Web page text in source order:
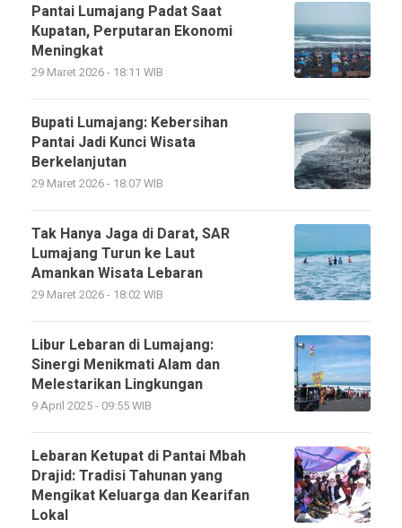
Pantai Lumajang Padat Saat
Kupatan, Perputaran Ekonomi
Meningkat
29 Maret 2026 - 18:11 WIB
Bupati Lumajang: Kebersihan
Pantai Jadi Kunci Wisata
Berkelanjutan
29 Maret 2026 - 18:07 WIB
Tak Hanya Jaga di Darat, SAR
Lumajang Turun ke Laut
Amankan Wisata Lebaran
29 Maret 2026 - 18:02 WIB
Libur Lebaran di Lumajang:
Sinergi Menikmati Alam dan
Melestarikan Lingkungan
9 April 2025 - 09:55 WIB
Lebaran Ketupat di Pantai Mbah
Drajid: Tradisi Tahunan yang
Mengikat Keluarga dan Kearifan
Lokal